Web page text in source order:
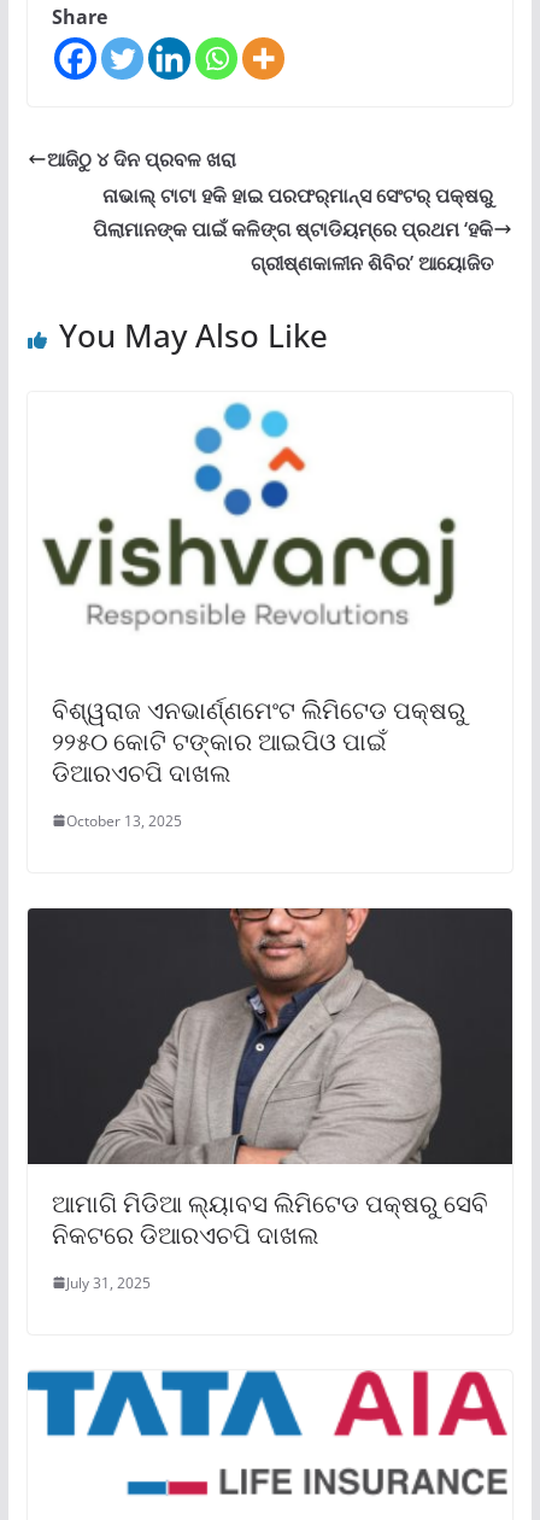
Share
ଆଜିଠୁ ୪ ଦିନ ପ୍ରବଳ ଖରା
ନାଭାଲ୍ ଟାଟା ହକି ହାଇ ପରଫର୍‌ମାନ୍ସ ସେଂଟର୍ ପକ୍ଷରୁ
ପିଲାମାନଙ୍କ ପାଇଁ କଳିଙ୍ଗ ଷ୍ଟାଡିୟମ୍‌ରେ ପ୍ରଥମ ‘ହକି
ଗ୍ରୀଷ୍ଣକାଳୀନ ଶିବିର’ ଆୟୋଜିତ
You May Also Like
ବିଶ୍ୱରାଜ ଏନଭାର୍ଣ୍ଣମେଂଟ ଲିମିଟେଡ ପକ୍ଷରୁ
୨୨୫୦ କୋଟି ଟଙ୍କାର ଆଇପିଓ ପାଇଁ
ଡିଆରଏଚପି ଦାଖଲ
October 13, 2025
ଆମାଗି ମିଡିଆ ଲ୍ୟାବସ ଲିମିଟେଡ ପକ୍ଷରୁ ସେବି
ନିକଟରେ ଡିଆରଏଚପି ଦାଖଲ
July 31, 2025